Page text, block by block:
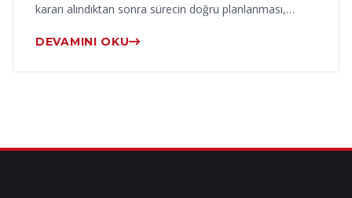
kararı alındıktan sonra sürecin doğru planlanması,…
DEVAMINI OKU